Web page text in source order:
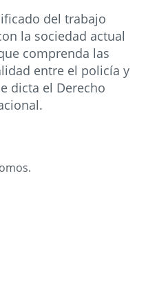
del trabajo
la sociedad actual
comprenda las
entre el policía y
dicta el Derecho